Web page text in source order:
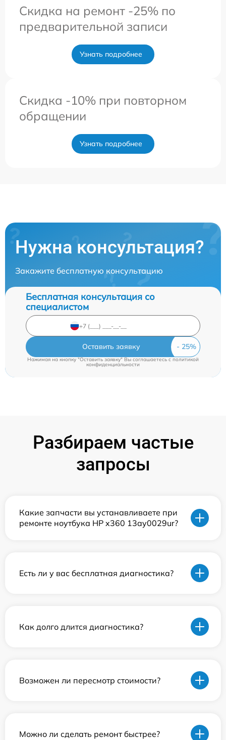
Скидка на ремонт -25% по
предварительной записи
Узнать подробнее
Скидка -10% при повторном
обращении
Узнать подробнее
Нужна консультация?
Закажите бесплатную консультацию
Бесплатная консультация со
специалистом
Оставить заявку
Нажимая на кнопку "Оставить заявку" Вы соглашаетесь cполитикой
конфиденциальности
Разбираем частые
запросы
Какие запчасти вы устанавливаете при
ремонте ноутбука HP x360 13ay0029ur?
Есть ли у вас бесплатная диагностика?
Как долго длится диагностика?
Возможен ли пересмотр стоимости?
Можно ли сделать ремонт быстрее?